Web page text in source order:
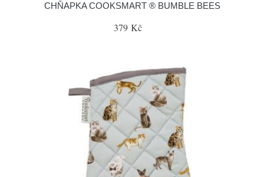
CHŇAPKA COOKSMART ® BUMBLE BEES
379 Kč